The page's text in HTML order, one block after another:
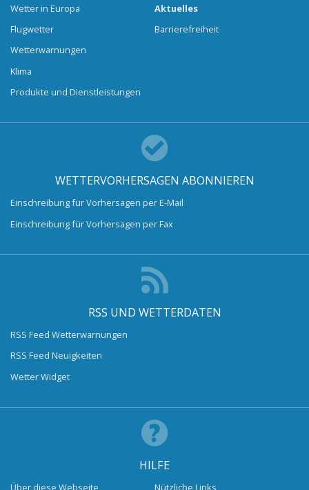
Wetter in Europa
Flugwetter
Wetterwarnungen
Klima
Produkte und Dienstleistungen
Aktuelles
Barrierefreiheit
WETTERVORHERSAGEN ABONNIEREN
Einschreibung für Vorhersagen per E-Mail
Einschreibung für Vorhersagen per Fax
RSS UND WETTERDATEN
RSS Feed Wetterwarnungen
RSS Feed Neuigkeiten
Wetter Widget
HILFE
Über diese Webseite Nützliche Links